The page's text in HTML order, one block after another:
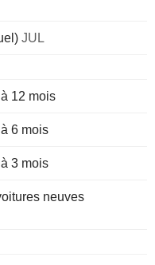
JUL
12 mois
6 mois
3 mois
neuves